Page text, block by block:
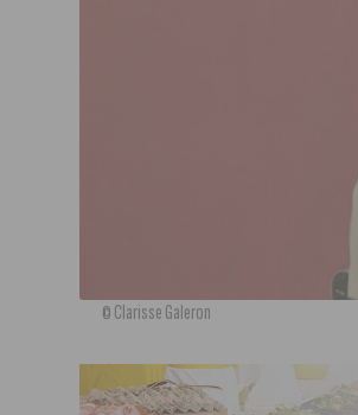
© Clarisse Galeron